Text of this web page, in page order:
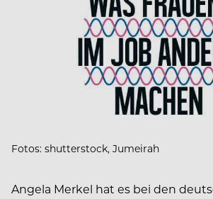
Fotos: shutterstock, Jumeirah
Angela Merkel hat es bei den